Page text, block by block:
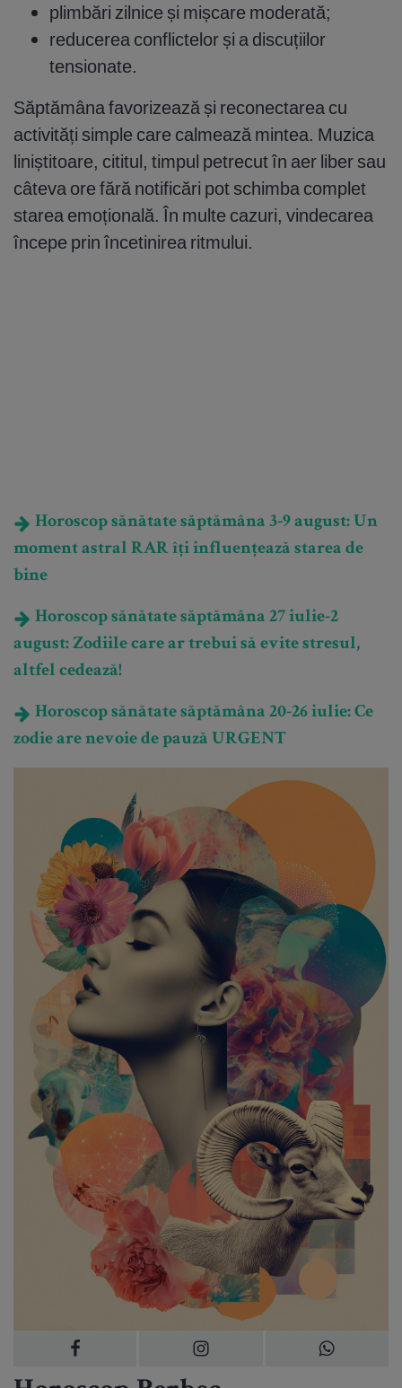
plimbări zilnice și mișcare moderată;
reducerea conflictelor și a discuțiilor
tensionate.
Săptămâna favorizează și reconectarea cu
activități simple care calmează mintea. Muzica
liniștitoare, cititul, timpul petrecut în aer liber sau
câteva ore fără notificări pot schimba complet
starea emoțională. În multe cazuri, vindecarea
începe prin încetinirea ritmului.
Horoscop sănătate săptămâna 3-9 august: Un
moment astral RAR îți influențează starea de
bine
Horoscop sănătate săptămâna 27 iulie-2
august: Zodiile care ar trebui să evite stresul,
altfel cedează!
Horoscop sănătate săptămâna 20-26 iulie: Ce
zodie are nevoie de pauză URGENT